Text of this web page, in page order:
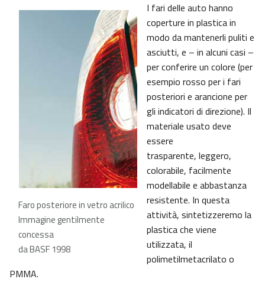
Faro posteriore in vetro acrilico
Immagine gentilmente
concessa
da BASF 1998
I fari delle auto hanno
coperture in plastica in
modo da mantenerli puliti e
asciutti, e – in alcuni casi –
per conferire un colore (per
esempio rosso per i fari
posteriori e arancione per
gli indicatori di direzione). Il
materiale usato deve
essere
trasparente, leggero,
colorabile, facilmente
modellabile e abbastanza
resistente. In questa
attività, sintetizzeremo la
plastica che viene
utilizzata, il
polimetilmetacrilato o
PMMA.